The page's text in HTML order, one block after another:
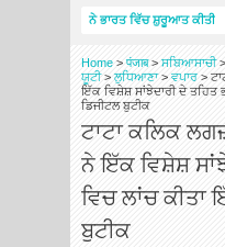
ਪ੍ਰਾਈਮੈਸੀ 5 ਨੇ ਭਾਰਤ ਵਿੱਚ ਸ਼ੁਰੂਆਤ ਕੀਤੀ
Home > पंजाब> ਸਬਿਆਸਾਚੀ>
ਯੂਟੀ>ਲੁਧਿਆਣਾ> ਵਪਾਰ >
ਇੱਕ ਵਿਸ਼ੇਸ਼ ਸਾਂਝੇਦਾਰੀ ਦੇ ਤਹਿਤ
ਡਿਜੀਟਲ ਬੁਟੀਕ
ਟਾਟਾ ਕਲਿਕ
ਨੇ ਇੱਕ ਵਿਸ਼ੇਸ਼
ਵਿਚ ਲਾਂਚ ਕੀਤਾ
ਬੁਟੀਕ